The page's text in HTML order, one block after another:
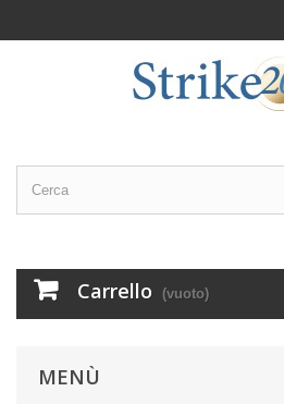
Carrello (vuoto)
MENÙ